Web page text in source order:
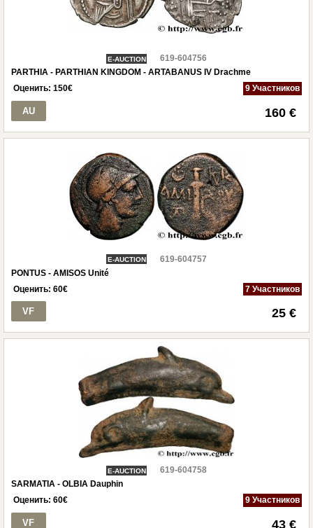
E-AUCTION
619-604756
PARTHIA - PARTHIAN KINGDOM - ARTABANUS IV Drachme
Оценить: 150€ 9 Участников
AU 160 €
E-AUCTION
619-604757
PONTUS - AMISOS Unité
Оценить: 60€ 7 Участников
VF 25 €
E-AUCTION
619-604758
SARMATIA - OLBIA Dauphin
Оценить: 60€ 9 Участников
VF 43 €